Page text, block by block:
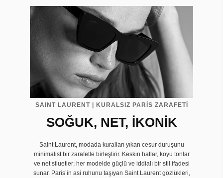
SAINT LAURENT | KURALSIZ PARİS ZARAFETİ
SOĞUK, NET, İKONİK
Saint Laurent, modada kuralları yıkan cesur duruşunu
minimalist bir zarafetle birleştirir. Keskin hatlar, koyu tonlar
ve net siluetler; her modelde güçlü ve iddialı bir stil ifadesi
sunar. Paris’in asi ruhunu taşıyan Saint Laurent gözlükleri,